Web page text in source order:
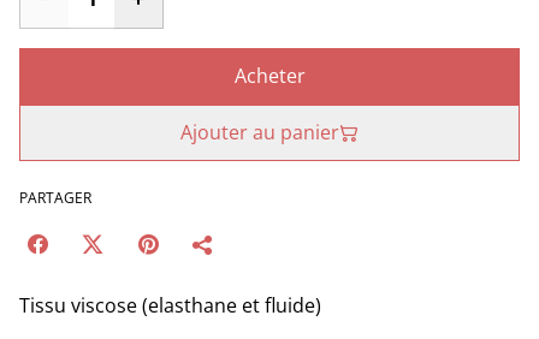
Acheter
Ajouter au panier
PARTAGER
Tissu viscose (elasthane et fluide)